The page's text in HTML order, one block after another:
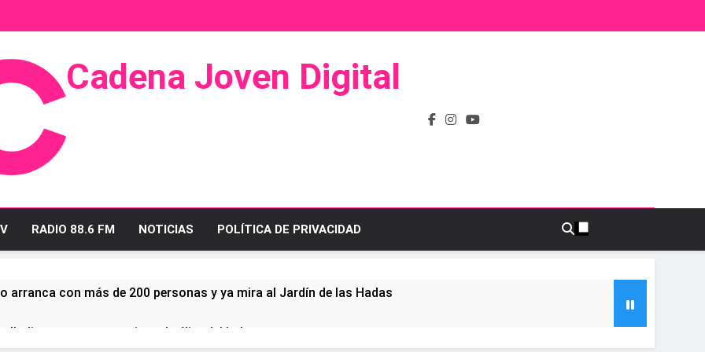
Cadena Joven Digital
Radio Y Televisión
RADIO 88.6 FM NOTICIAS POLÍTICA DE PRIVACIDAD
arranca con más de 200 personas y ya mira al Jardín de las Hadas
linense tras conquistar la élite del baloncesto